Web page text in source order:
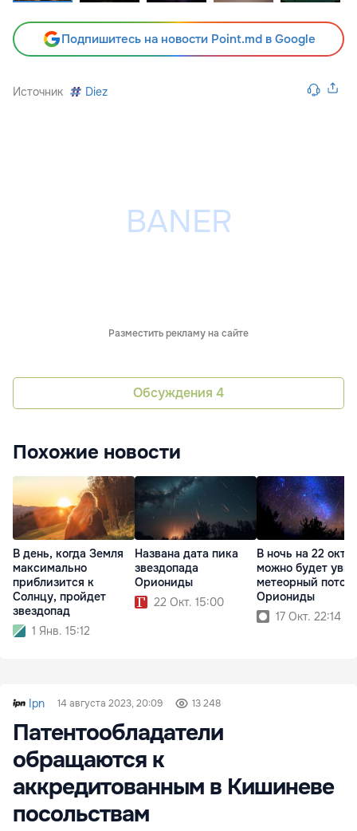
Подпишитесь на новости Point.md в Google
Источник Diez
Разместить рекламу на сайте
Обсуждения 4
Похожие новости
В день, когда Земля
максимально
приблизится к
Солнцу, пройдет
звездопад
1 Янв. 15:12
Названа дата пика
звездопада
Ориониды
22 Окт. 15:00
В ночь на 22
можно будет
метеорный поток
Ориониды
17 Окт. 22:14
Ipn 14 августа 2023, 20:09 13 248
Патентообладатели
обращаются к
аккредитованным в Кишиневе
посольствам